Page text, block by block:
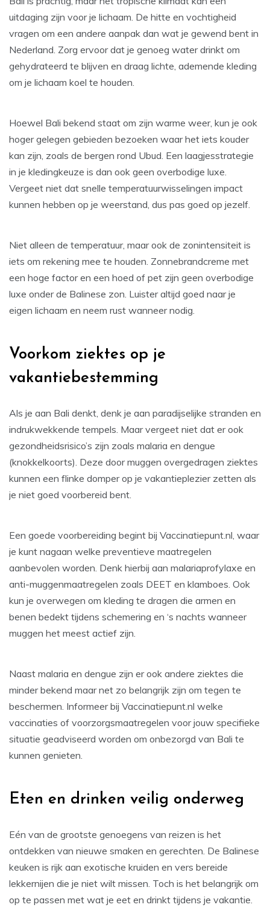
uitdaging zijn voor je lichaam. De hitte en vochtigheid
vragen om een andere aanpak dan wat je gewend bent in
Nederland. Zorg ervoor dat je genoeg water drinkt om
gehydrateerd te blijven en draag lichte, ademende kleding
om je lichaam koel te houden.
Hoewel Bali bekend staat om zijn warme weer, kun je ook
hoger gelegen gebieden bezoeken waar het iets kouder
kan zijn, zoals de bergen rond Ubud. Een laagjesstrategie
in je kledingkeuze is dan ook geen overbodige luxe.
Vergeet niet dat snelle temperatuurwisselingen impact
kunnen hebben op je weerstand, dus pas goed op jezelf.
Niet alleen de temperatuur, maar ook de zonintensiteit is
iets om rekening mee te houden. Zonnebrandcreme met
een hoge factor en een hoed of pet zijn geen overbodige
luxe onder de Balinese zon. Luister altijd goed naar je
eigen lichaam en neem rust wanneer nodig.
Voorkom ziektes op je
vakantiebestemming
Als je aan Bali denkt, denk je aan paradijselijke stranden en
indrukwekkende tempels. Maar vergeet niet dat er ook
gezondheidsrisico’s zijn zoals malaria en dengue
(knokkelkoorts). Deze door muggen overgedragen ziektes
kunnen een flinke domper op je vakantieplezier zetten als
je niet goed voorbereid bent.
Een goede voorbereiding begint bij Vaccinatiepunt.nl, waar
je kunt nagaan welke preventieve maatregelen
aanbevolen worden. Denk hierbij aan malariaprofylaxe en
anti-muggenmaatregelen zoals DEET en klamboes. Ook
kun je overwegen om kleding te dragen die armen en
benen bedekt tijdens schemering en ‘s nachts wanneer
muggen het meest actief zijn.
Naast malaria en dengue zijn er ook andere ziektes die
minder bekend maar net zo belangrijk zijn om tegen te
beschermen. Informeer bij Vaccinatiepunt.nl welke
vaccinaties of voorzorgsmaatregelen voor jouw specifieke
situatie geadviseerd worden om onbezorgd van Bali te
kunnen genieten.
Eten en drinken veilig onderweg
Eén van de grootste genoegens van reizen is het
ontdekken van nieuwe smaken en gerechten. De Balinese
keuken is rijk aan exotische kruiden en vers bereide
lekkernijen die je niet wilt missen. Toch is het belangrijk om
op te passen met wat je eet en drinkt tijdens je vakantie.